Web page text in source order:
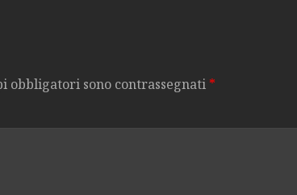
obbligatori sono contrassegnati *